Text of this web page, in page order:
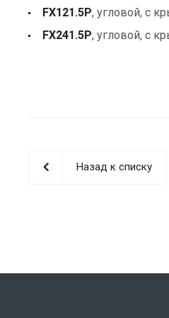
FX121.5P, угловой, с
FX241.5P, угловой, с
Назад к списку